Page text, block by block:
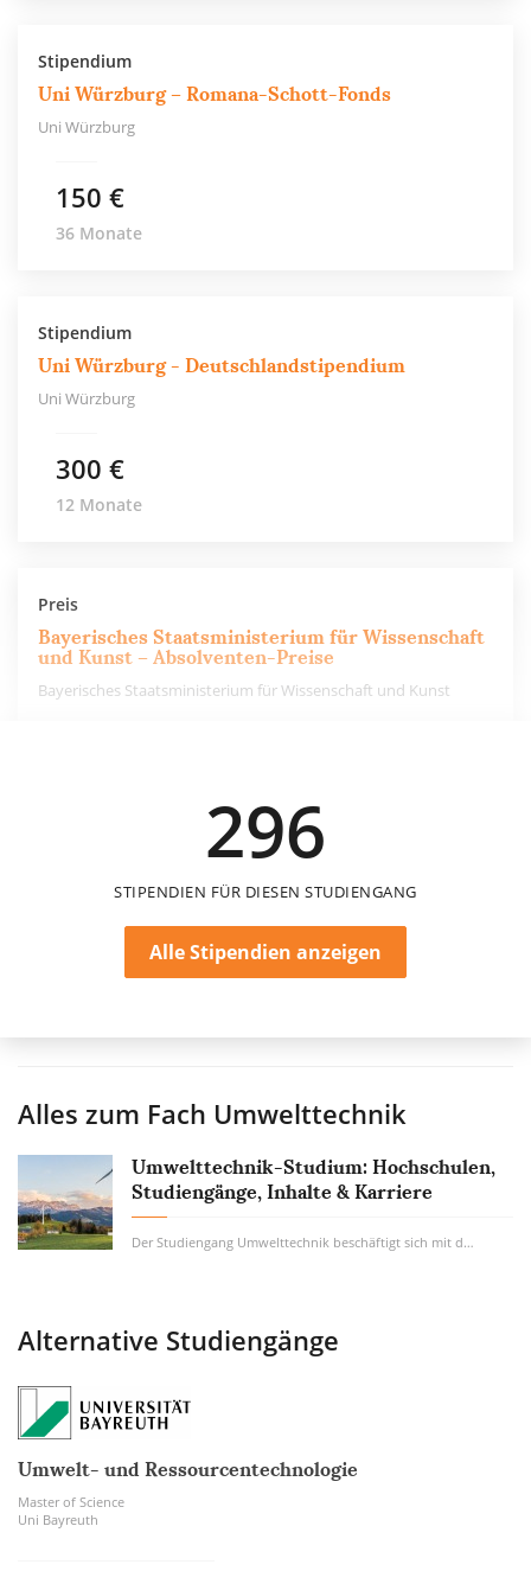
Stipendium
Uni Würzburg – Romana-Schott-Fonds
Uni Würzburg
150 €
36 Monate
Stipendium
Uni Würzburg - Deutschlandstipendium
Uni Würzburg
300 €
12 Monate
Preis
Bayerisches Staatsministerium für Wissenschaft
und Kunst – Absolventen-Preise
Bayerisches Staatsministerium für Wissenschaft und Kunst
296
STIPENDIEN FÜR DIESEN STUDIENGANG
Alle Stipendien anzeigen
Alles zum Fach Umwelttechnik
Umwelttechnik-Studium: Hochschulen,
Studiengänge, Inhalte & Karriere
Der Studiengang Umwelttechnik beschäftigt sich mit den technischen und technologischen...
Alternative Studiengänge
Umwelt- und Ressourcentechnologie
Master of Science
Uni Bayreuth